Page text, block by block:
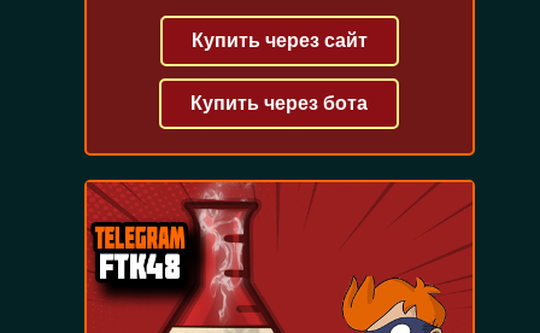
Купить через сайт
Купить через бота